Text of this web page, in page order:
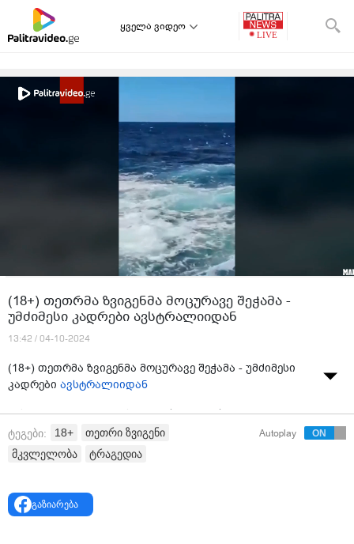
ყველა ვიდეო
(18+) თეთრმა ზვიგენმა მოცურავე შეჭამა -
უმძიმესი კადრები ავსტრალიიდან
13:42 / 04-10-2024
(18+) თეთრმა ზვიგენმა მოცურავე შეჭამა - უმძიმესი
კადრები ავსტრალიიდან
ავსტრალიაში უმძიმესი შემთხვევა მოხდა. დიდი
თეთრი ზვიგენი ოკეანეში მოცურავეს თავს დაესხა და
შეჭამა. სამწუხაროდ, იმ მომენტში ოკეანეში არავინ
იმყოფებოდა, ფაქტის გადაღება კი ხმელეთზე
გარდაცვლილის მოსაძებნად მალევე სამძებრო
ტეგები: 18+
თეთრი ზვიგენი
მკვლელობა
ტრაგედია
Autoplay
გაზიარება